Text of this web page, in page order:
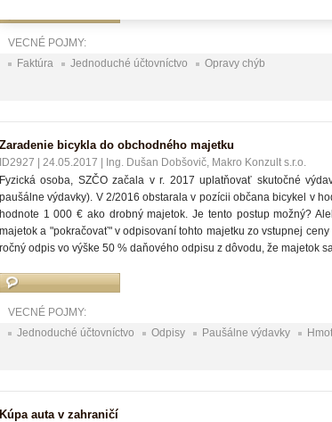
VECNÉ POJMY:
Faktúra
Jednoduché účtovníctvo Opravy chýb
Zaradenie bicykla do obchodného majetku
ID2927 24.05.2017
Ing. Dušan Dobšovič, Makro Konzult s.r.o.
Fyzická osoba, SZČO začala v r. 2017 uplatňovať skutočné
paušálne výdavky). V 2/2016 obstarala v pozícii občana bicykel v
hodnote 1 000 € ako drobný majetok. Je tento postup možný?
majetok a "pokračovať" v odpisovaní tohto majetku zo vstupnej
ročný odpis vo výške 50 % daňového odpisu z dôvodu, že majetok
VECNÉ POJMY:
Jednoduché účtovníctvo
Odpisy Paušálne výdavky
Kúpa auta v zahraničí